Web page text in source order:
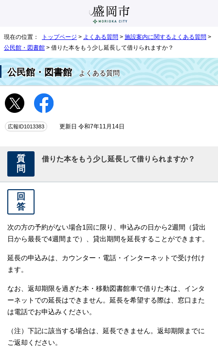
現在の位置： トップページ > よくある質問 > 施設案内に関するよくある質問 >
公民館・図書館 > 借りた本をもう少し延長して借りられますか？
公民館・図書館よくある質問
広報ID1013383 更新日 令和7年11月14日
質
問
借りた本をもう少し延長して借りられますか？
回
答
次の方の予約がない場合1回に限り、申込みの日から2週間（貸出
日から最長で4週間まで）、貸出期間を延長することができます。
延長の申込みは、カウンター・電話・インターネットで受け付け
ます。
なお、返却期限を過ぎた本・移動図書館車で借りた本は、インタ
ーネットでの延長はできません。延長を希望する際は、窓口また
は電話でお申込みください。
（注）下記に該当する場合は、延長できません。返却期限までに
ご返却ください。